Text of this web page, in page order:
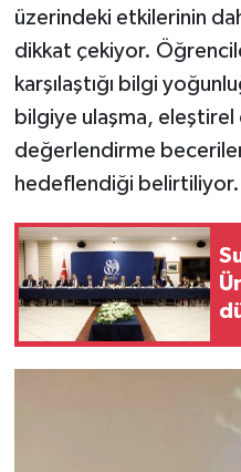
üzerindeki etkilerinin
dikkat çekiyor.
karşılaştığı bilgi
bilgiye ulaşma,
değerlendirme
hedeflendiği belirtiliyor.